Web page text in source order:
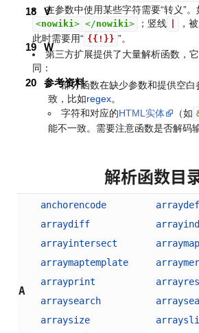
在参数中使用某些字符需要“转义”
<nowiki> </nowiki> ；竖线
，
此时需要用“ {{ ! }} ”。
第三方扩展提供了大量解析函数，
同：
部分函数在缺少参数和提供空
致，比如regex。
字符和对应的HTML实体 （如
能不一致。需要注意函数是否解码
解析函数目
A
anchorencode
arraydiff
arrayintersect
arraymap
arraymaptemplate
arrayprint
arraysearch
arraysize
18 V
19 W
20 参考资料